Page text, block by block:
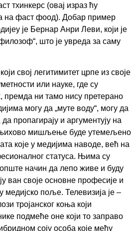
тхинкерс (овај израз ћу
на фаст фоод). Добар пример
је Бернар Анри Леви, који је
што је увреда за саму
свој легитимитет црпе из своје
или науке, где су
премда ни тамо нису претерано
могу да „муте воду“, могу да
пропагирају и аргументују на
њихово мишљење буде утемељено
које у медијима наводе, већ на
статуса. Њима су
начин да лепо живе и буду
ван своје основне професије и
медијско поље. Телевизија је –
тројанског коња који
подмеће оне који то заправо
соју особа које међу